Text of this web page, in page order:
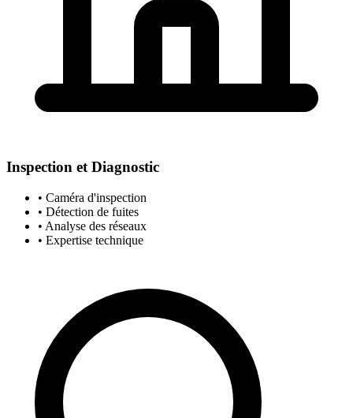
Inspection et Diagnostic
• Caméra d'inspection
• Détection de fuites
• Analyse des réseaux
• Expertise technique